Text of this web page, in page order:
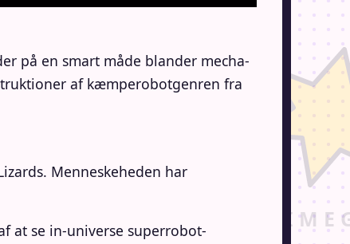
på en smart måde blander mecha-
af kæmperobotgenren fra
Menneskeheden har
at se in-universe superrobot-